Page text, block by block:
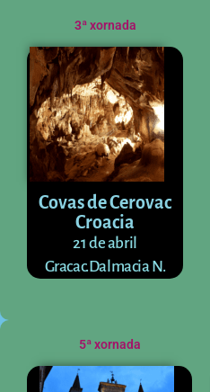
3ª xornada
Covas de Cerovac
Croacia
21 de abril
Gracac.Dalmacia N.
5ª xornada